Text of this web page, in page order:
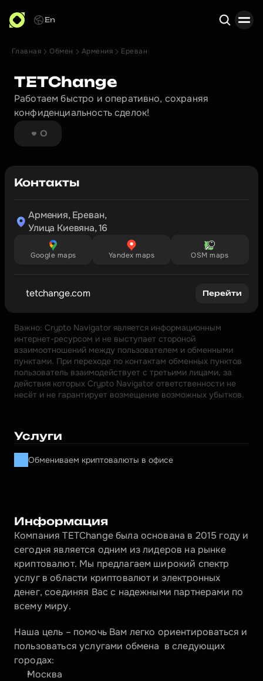
En
Главная Обмен Армения Ереван
TETChange
Работаем быстро и оперативно, сохраняя
конфиденциальность сделок!
0
Контакты
Армения, Ереван,
Улица Киевяна, 16
Google maps Yandex maps OSM maps
tetchange.com Перейти
Важно: Crypto Navigator является информационным
интернет-ресурсом и не выступает стороной
взаимоотношений между пользователем и обменными
пунктами. При переходе по контактам обменных пунктов
пользователь взаимодействует с третьими лицами, за
действия которых Crypto Navigator ответственности не
несёт и не гарантирует возмещение возможных убытков.
Услуги
Обмениваем криптовалюты в офисе
Информация
Компания TETChange была основана в 2015 году и
сегодня является одним из лидеров на рынке
криптовалют. Мы предлагаем широкий спектр
услуг в области криптовалют и электронных
денег, соединяя Вас с надежными партнерами по
всему миру.
Наша цель – помочь Вам легко ориентироваться и
пользоваться услугами обмена  в следующих
городах:
Москва